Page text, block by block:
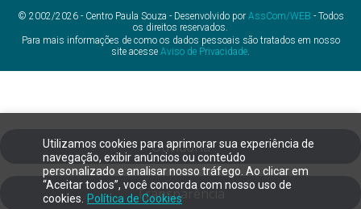
Utilizamos cookies para aprimorar sua experiência de
navegação, exibir anúncios ou conteúdo
personalizado e analisar nosso tráfego. Ao clicar em
“Aceitar todos”, você concorda com nosso uso de
cookies.
Política de Cookies
© 2002/2026 - Centro Paula Souza - Desenvolvido por AssCom/WEB - Todos
os direitos reservados.
Para mais informações de como os dados pessoais são tratados em nosso
site acesse Aviso de Privacidade
Ouvidoria
Transparência